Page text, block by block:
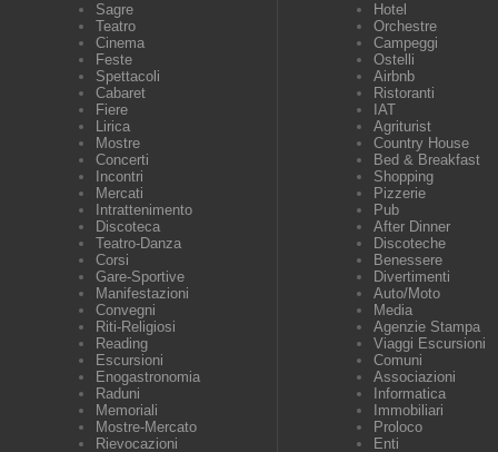
Sagre
Teatro
Cinema
Feste
Spettacoli
Cabaret
Fiere
Lirica
Mostre
Concerti
Incontri
Mercati
Intrattenimento
Discoteca
Teatro-Danza
Corsi
Gare-Sportive
Manifestazioni
Convegni
Riti-Religiosi
Reading
Escursioni
Enogastronomia
Raduni
Memoriali
Mostre-Mercato
Rievocazioni
Hotel
Orchestre
Campeggi
Ostelli
Airbnb
Ristoranti
IAT
Agriturist
Country House
Bed & Breakfast
Shopping
Pizzerie
Pub
After Dinner
Discoteche
Benessere
Divertimenti
Auto/Moto
Media
Agenzie Stampa
Viaggi Escursioni
Comuni
Associazioni
Informatica
Immobiliari
Proloco
Enti